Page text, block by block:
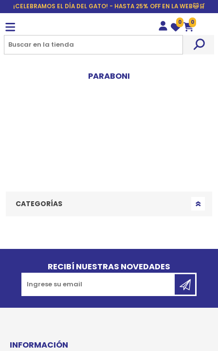
¡CELEBRAMOS EL DÍA DEL GATO! - HASTA 25% OFF EN LA WEB🐱🛒
Wishlist
0
Carrito
0
PARABONI
CATEGORÍAS
RECIBÍ NUESTRAS NOVEDADES
INFORMACIÓN